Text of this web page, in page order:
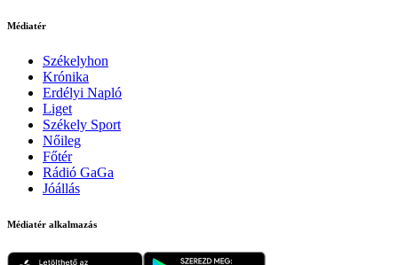
Médiatér
Székelyhon
Krónika
Erdélyi Napló
Liget
Székely Sport
Nőileg
Főtér
Rádió GaGa
Jóállás
Médiatér alkalmazás